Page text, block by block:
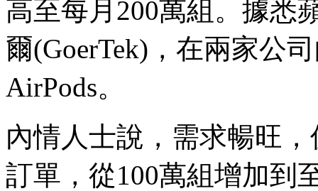
高至每月200萬組。據悉
爾(GoerTek)，在兩家公
AirPods。
內情人士說，需求暢旺
訂單，從100萬組增加到